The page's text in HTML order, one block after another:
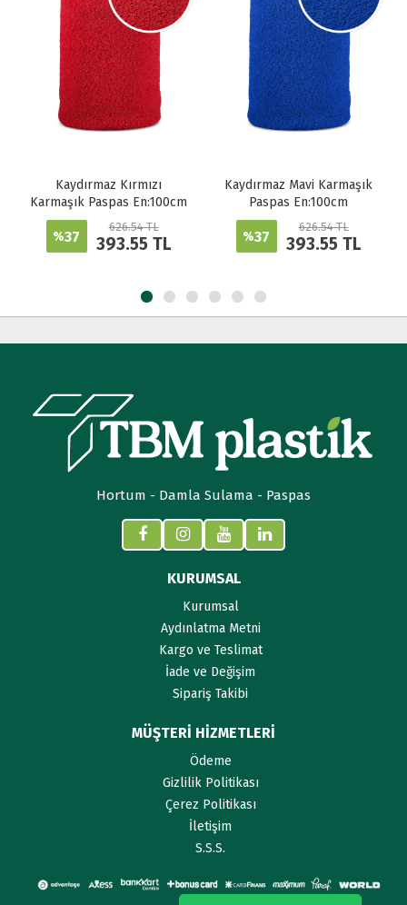
Kaydırmaz Kırmızı
Karmaşık Paspas En:100cm
%37
626.54 TL
393.55 TL
Kaydırmaz Mavi Karmaşık
Paspas En:100cm
%37
626.54 TL
393.55 TL
Hortum - Damla Sulama - Paspas
KURUMSAL
Kurumsal
Aydınlatma Metni
Kargo ve Teslimat
İade ve Değişim
Sipariş Takibi
MÜŞTERİ HİZMETLERİ
Ödeme
Gizlilik Politikası
Çerez Politikası
İletişim
S.S.S.